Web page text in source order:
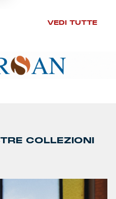
VEDI TUTTE
COLLEZIONI